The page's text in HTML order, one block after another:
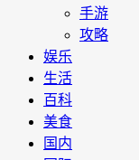
手游
攻略
娱乐
生活
百科
美食
国内